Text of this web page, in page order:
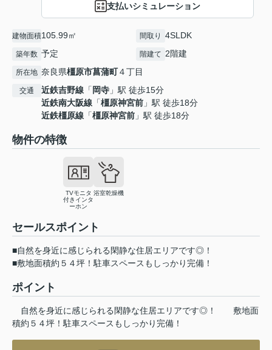
支払いシミュレーション
建物面積105.99㎡ 間取り 4SLDK
築年数 予定 階建て 2階建
所在地 奈良県橿原市菖蒲町４丁目
交通 近鉄吉野線 「 岡寺 」駅 徒歩15分
近鉄南大阪線 「橿原神宮前 」駅 徒歩18分
近鉄橿原線 「橿原神宮前 」駅 徒歩18分
物件の特徴
TVモニタ
付きインタ
ーホン
浴室乾燥機
セールスポイント
■自然を身近に感じられる閑静な住居エリアです◎！
■敷地面積約５４坪！駐車スペースもしっかり完備！
ポイント
自然を身近に感じられる閑静な住居エリアです◎！
敷地面
積約５４坪！駐車スペースもしっかり完備！